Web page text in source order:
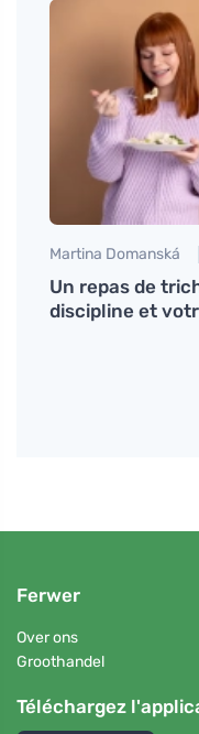
Martina Domanská
Un repas de
discipline et
Ferwer
Over ons
Groothandel
Téléchargez